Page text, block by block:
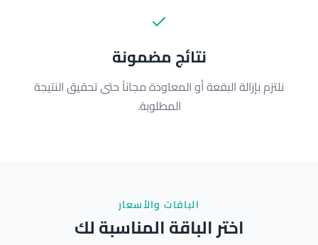
نتائج مضمونة
نلتزم بإزالة البقعة أو المعاودة مجاناً حتى تحقيق النتيجة
المطلوبة.
الباقات والأسعار
اختر الباقة المناسبة لك